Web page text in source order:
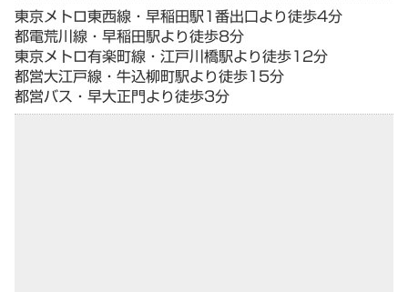
東京メトロ東西線・早稲田駅1番出口より徒歩4分
都電荒川線・早稲田駅より徒歩8分
東京メトロ有楽町線・江戸川橋駅より徒歩12分
都営大江戸線・牛込柳町駅より徒歩15分
都営バス・早大正門より徒歩3分